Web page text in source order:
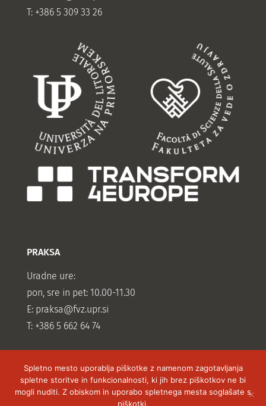
T: +386 5 309 33 26
PRAKSA
Uradne ure:
pon, sre in pet: 10.00-11.30
E: praksa@fvz.upr.si
T: +386 5 662 64 74
Spletno mesto uporablja piškotke z namenom zagotavljanja
spletne storitve in funkcionalnosti, ki jih brez piškotkov ne bi
mogli nuditi. Z obiskom in uporabo spletnega mesta soglašate s
piškotki.